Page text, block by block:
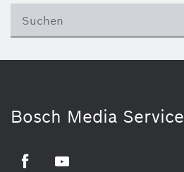
Bosch Media Service